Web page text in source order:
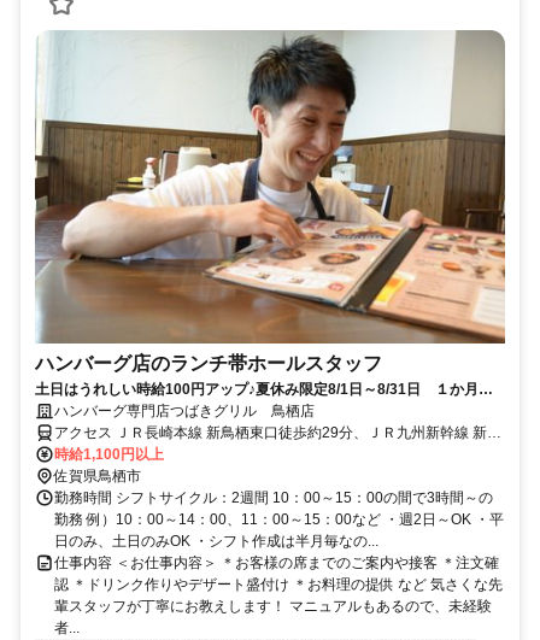
ハンバーグ店のランチ帯ホールスタッフ
土日はうれしい時給100円アップ♪夏休み限定8/1日～8/31日 １か月限
定 終日時給100円アップ♪＜ランチ帯募集＞未経験スタート歓迎！週2
日＆土日のみや平日のみもOK◎美味しいまかない制度有り♪
ハンバーグ専門店つばきグリル 鳥栖店
アクセス ＪＲ長崎本線 新鳥栖東口徒歩約29分、ＪＲ九州新幹線 新鳥
栖東口徒歩約29分、ＪＲ鹿児島本線 田代徒歩約32分
時給1,100円以上
佐賀県鳥栖市
勤務時間 シフトサイクル：2週間 10：00～15：00の間で3時間～の
勤務 例）10：00～14：00、11：00～15：00など ・週2日～OK ・平
日のみ、土日のみOK ・シフト作成は半月毎なの...
仕事内容 ＜お仕事内容＞ ＊お客様の席までのご案内や接客 ＊注文確
認 ＊ドリンク作りやデザート盛付け ＊お料理の提供 など 気さくな先
輩スタッフが丁寧にお教えします！ マニュアルもあるので、未経験
者...